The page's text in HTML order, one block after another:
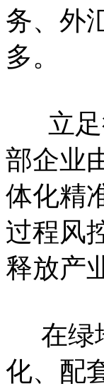
务、外
多。
立足
部企业
体化精
过程风
释放产
在绿
化、配